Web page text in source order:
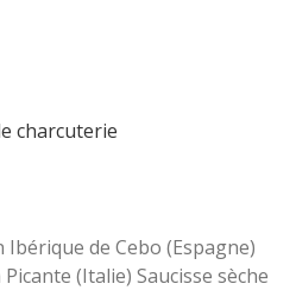
charcuterie
Ibérique de Cebo (Espagne)
(Italie) Saucisse sèche